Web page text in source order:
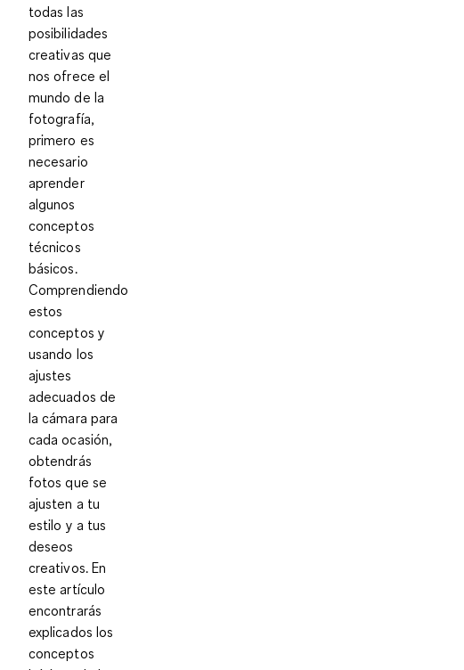
todas las
posibilidades
creativas que
nos ofrece el
mundo de la
fotografía,
primero es
necesario
aprender
algunos
conceptos
técnicos
básicos.
Comprendiendo
estos
conceptos y
usando los
ajustes
adecuados de
la cámara para
cada ocasión,
obtendrás
fotos que se
ajusten a tu
estilo y a tus
deseos
creativos. En
este artículo
encontrarás
explicados los
conceptos